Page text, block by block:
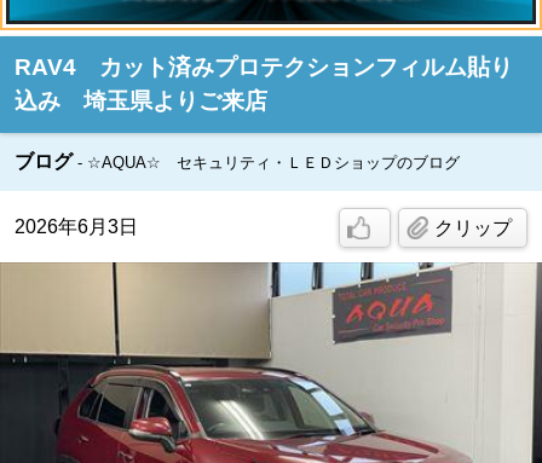
RAV4 カット済みプロテクションフィルム貼り
込み 埼玉県よりご来店
ブログ ☆AQUA☆ セキュリティ・ＬＥＤショップのブログ
2026年6月3日 クリップ